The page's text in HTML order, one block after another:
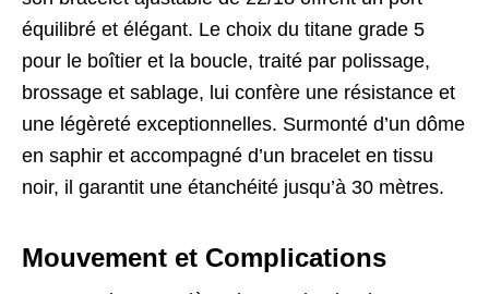
équilibré et élégant. Le choix du titane grade 5
pour le boîtier et la boucle, traité par polissage,
brossage et sablage, lui confère une résistance et
une légèreté exceptionnelles. Surmonté d’un dôme
en saphir et accompagné d’un bracelet en tissu
noir, il garantit une étanchéité jusqu’à 30 mètres.
Mouvement et Complications